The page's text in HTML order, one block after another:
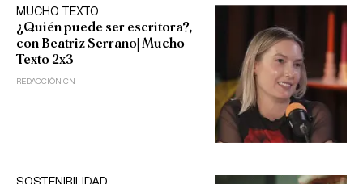
MUCHO TEXTO
¿Quién puede ser escritora?,
con Beatriz Serrano| Mucho
Texto 2x3
REDACCIÓN CN